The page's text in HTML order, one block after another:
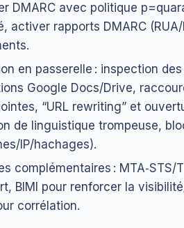
DMARC avec politique
activer rapports DMARC
en passerelle : inspection
Google Docs/Drive,
“URL rewriting” et
de linguistique trompeuse,
IP/hachages).
complémentaires : MTA‑STS/
BIMI pour renforcer la
corrélation.